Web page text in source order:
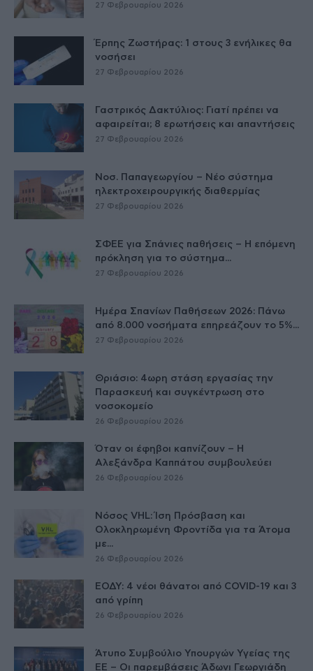
27 Φεβρουαρίου 2026
Έρπης Ζωστήρας: 1 στους 3 ενήλικες θα
νοσήσει
27 Φεβρουαρίου 2026
Γαστρικός Δακτύλιος: Γιατί πρέπει να
αφαιρείται; 8 ερωτήσεις και απαντήσεις
27 Φεβρουαρίου 2026
Νοσ. Παπαγεωργίου – Νέο σύστημα
ηλεκτροχειρουργικής διαθερμίας
27 Φεβρουαρίου 2026
ΣΦΕΕ για Σπάνιες παθήσεις – Η επόμενη
πρόκληση για το σύστημα...
27 Φεβρουαρίου 2026
Ημέρα Σπανίων Παθήσεων 2026: Πάνω
από 8.000 νοσήματα επηρεάζουν το 5%...
27 Φεβρουαρίου 2026
Θριάσιο: 4ωρη στάση εργασίας την
Παρασκευή και συγκέντρωση στο
νοσοκομείο
26 Φεβρουαρίου 2026
Όταν οι έφηβοι καπνίζουν – Η
Αλεξάνδρα Καππάτου συμβουλεύει
26 Φεβρουαρίου 2026
Νόσος VHL: Ίση Πρόσβαση και
Ολοκληρωμένη Φροντίδα για τα Άτομα
με...
26 Φεβρουαρίου 2026
ΕΟΔΥ: 4 νέοι θάνατοι από COVID-19 και 3
από γρίπη
26 Φεβρουαρίου 2026
Άτυπο Συμβούλιο Υπουργών Υγείας της
ΕE – Οι παρεμβάσεις Άδωνι Γεωργιάδη